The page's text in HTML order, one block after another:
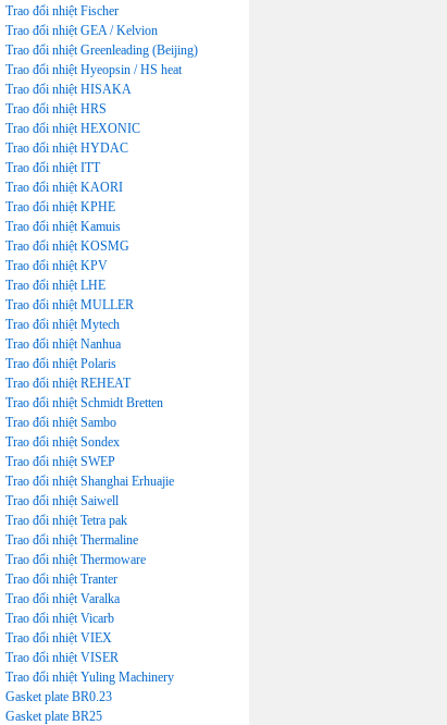
Trao đổi nhiệt Fischer
Trao đổi nhiệt GEA / Kelvion
Trao đổi nhiệt Greenleading (Beijing)
Trao đổi nhiệt Hyeopsin / HS heat
Trao đổi nhiệt HISAKA
Trao đổi nhiệt HRS
Trao đổi nhiệt HEXONIC
Trao đổi nhiệt HYDAC
Trao đổi nhiệt ITT
Trao đổi nhiệt KAORI
Trao đổi nhiệt KPHE
Trao đổi nhiệt Kamuis
Trao đổi nhiệt KOSMG
Trao đổi nhiệt KPV
Trao đổi nhiệt LHE
Trao đổi nhiệt MULLER
Trao đổi nhiệt Mytech
Trao đổi nhiệt Nanhua
Trao đổi nhiệt Polaris
Trao đổi nhiệt REHEAT
Trao đổi nhiệt Schmidt Bretten
Trao đổi nhiệt Sambo
Trao đổi nhiệt Sondex
Trao đổi nhiệt SWEP
Trao đổi nhiệt Shanghai Erhuajie
Trao đổi nhiệt Saiwell
Trao đổi nhiệt Tetra pak
Trao đổi nhiệt Thermaline
Trao đổi nhiệt Thermoware
Trao đổi nhiệt Tranter
Trao đổi nhiệt Varalka
Trao đổi nhiệt Vicarb
Trao đổi nhiệt VIEX
Trao đổi nhiệt VISER
Trao đổi nhiệt Yuling Machinery
Gasket plate BR0.23
Gasket plate BR25